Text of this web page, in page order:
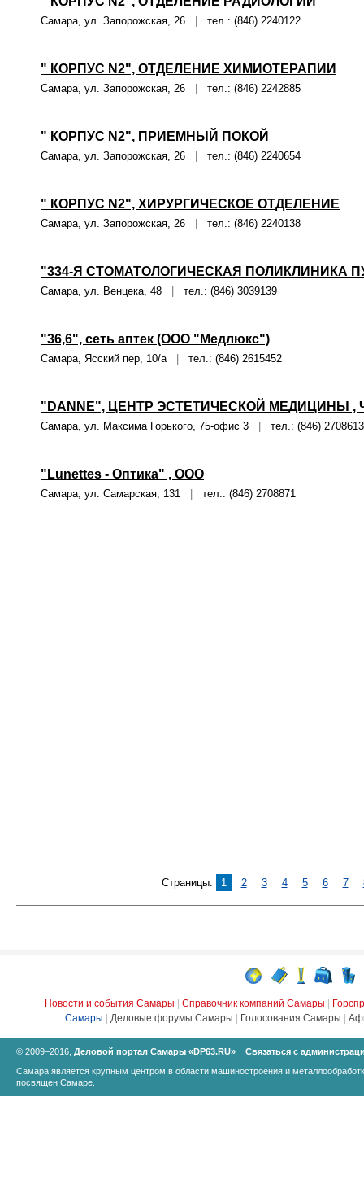
Самара, ул. Запорожская, 26 тел.: (846) 2240122
" КОРПУС N2", ОТДЕЛЕНИЕ ХИМИОТЕРАПИИ
Самара, ул. Запорожская, 26 тел.: (846) 2242885
" КОРПУС N2", ПРИЕМНЫЙ ПОКОЙ
Самара, ул. Запорожская, 26 тел.: (846) 2240654
" КОРПУС N2", ХИРУРГИЧЕСКОЕ ОТДЕЛЕНИЕ
Самара, ул. Запорожская, 26 тел.: (846) 2240138
"334-Я СТОМАТОЛОГИЧЕСКАЯ ПОЛИКЛИНИКА
Самара, ул. Венцека, 48 тел.: (846) 3039139
"36,6", сеть аптек (ООО "Медлюкс")
Самара, Ясский пер, 10/а тел.: (846) 2615452
"DANNE", ЦЕНТР ЭСТЕТИЧЕСКОЙ МЕДИЦИНЫ ,
Самара, ул. Максима Горького, 75-офис 3 тел.: (846) 2708613
"Lunettes - Оптика" , ООО
Самара, ул. Самарская, 131 тел.: (846) 2708871
Страницы: 1 2 3 4 5 6 7
Новости и события Самары Справочник компаний Самары
Самары
Деловые форумы Самары Голосования Самары
© 2009–2016, Деловой портал Самары «DP63.RU»
Связаться с
Самара является крупным центром в области машиностроения и
посвящен Самаре.